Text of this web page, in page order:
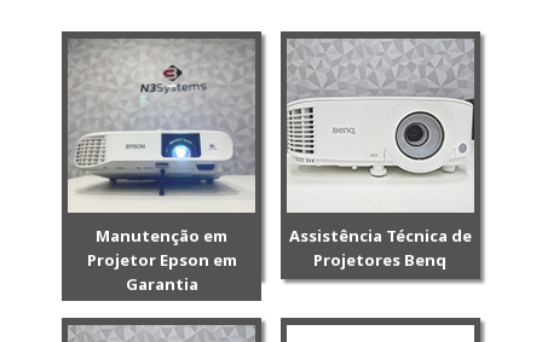
Manutenção em
Projetor Epson em
Garantia
Assistência Técnica de
Projetores Benq